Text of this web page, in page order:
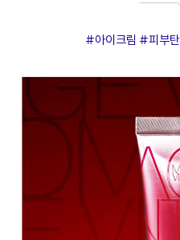
#아이크림 #피부